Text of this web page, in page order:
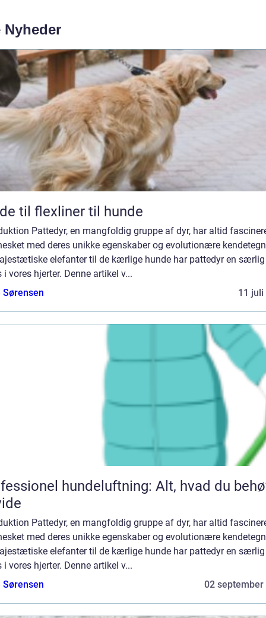
Nyheder
til flexliner til hunde
Pattedyr, en mangfoldig gruppe af dyr, har altid
med deres unikke egenskaber og evolutionære
elefanter til de kærlige hunde har pattedyr en særlig
i vores hjerter. Denne artikel v...
Sørensen
11 juli
hundeluftning: Alt, hvad du
Pattedyr, en mangfoldig gruppe af dyr, har altid
med deres unikke egenskaber og evolutionære
elefanter til de kærlige hunde har pattedyr en særlig
i vores hjerter. Denne artikel v...
Sørensen
02 september